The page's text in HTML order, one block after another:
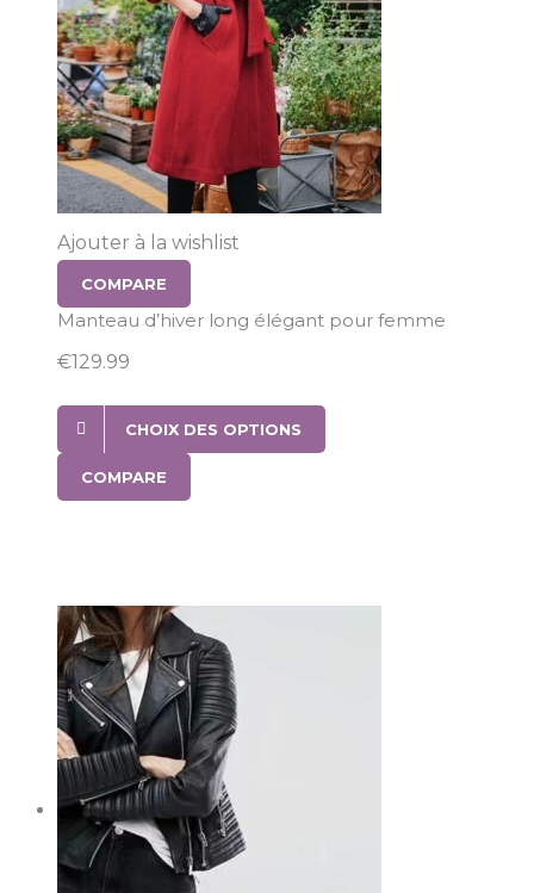
Ajouter à la wishlist
COMPARE
Manteau d’hiver long élégant pour femme
€129.99
CHOIX DES OPTIONS
COMPARE